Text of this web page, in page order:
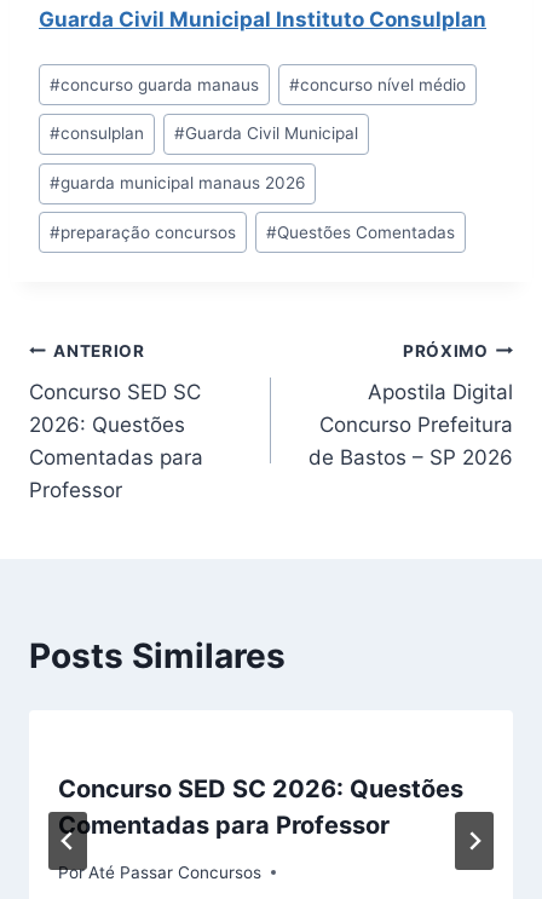
Guarda Civil Municipal Instituto Consulplan
Tags
do
Post:
#concurso guarda manaus #concurso nível médio
#consulplan #Guarda Civil Municipal
#guarda municipal manaus 2026
#preparação concursos #Questões Comentadas
Navegação
de
Post
ANTERIOR
Concurso SED SC
2026: Questões
Comentadas para
Professor
PRÓXIMO
Apostila Digital
Concurso Prefeitura
de Bastos – SP 2026
Posts Similares
Concurso SED SC 2026: Questões
Comentadas para Professor
PorAté Passar Concursos